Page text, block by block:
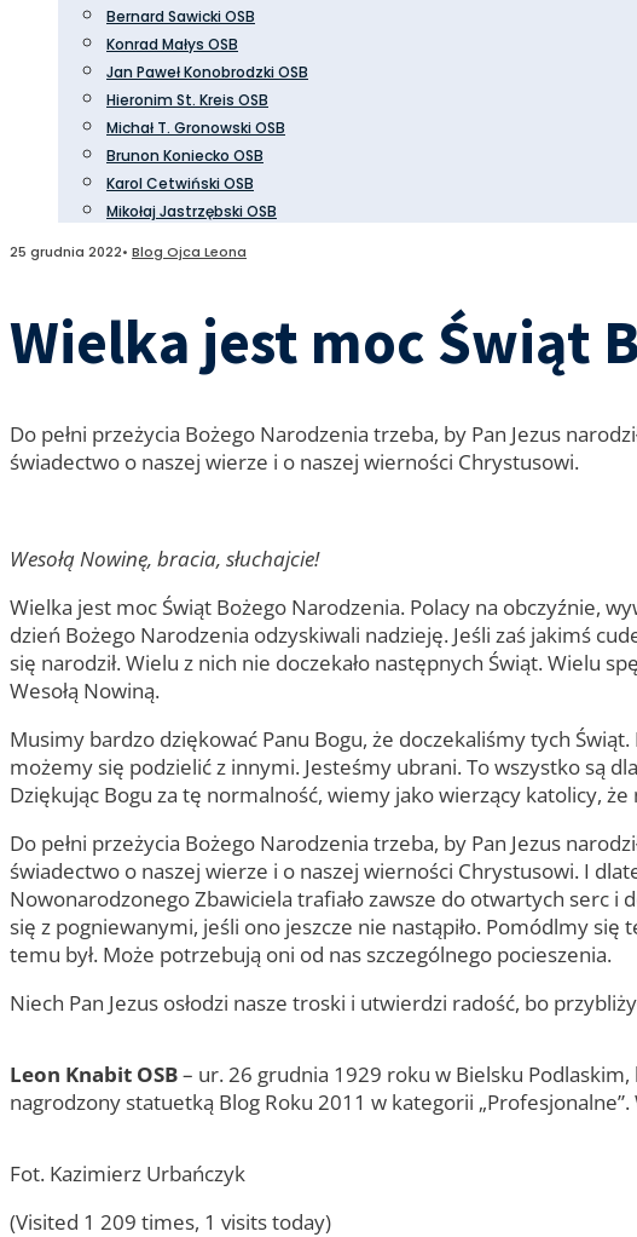
Bernard Sawicki OSB
Konrad Małys OSB
Jan Paweł Konobrodzki OSB
Hieronim St. Kreis OSB
Michał T. Gronowski OSB
Brunon Koniecko OSB
Karol Cetwiński OSB
Mikołaj Jastrzębski OSB
25 grudnia 2022• Blog Ojca Leona
Wielka jest moc Świąt
Do pełni przeżycia Bożego Narodzenia trzeba, by Pan Jezus
świadectwo o naszej wierze i o naszej wierności Chrystusowi.
Wesołą Nowinę, bracia, słuchajcie!
Wielka jest moc Świąt Bożego Narodzenia. Polacy na obczyźnie,
dzień Bożego Narodzenia odzyskiwali nadzieję. Jeśli zaś jakimś
się narodził. Wielu z nich nie doczekało następnych Świąt. Wielu
Wesołą Nowiną.
Musimy bardzo dziękować Panu Bogu, że doczekaliśmy tych
możemy się podzielić z innymi. Jesteśmy ubrani. To wszystko są
Dziękując Bogu za tę normalność, wiemy jako wierzący katolicy,
Do pełni przeżycia Bożego Narodzenia trzeba, by Pan Jezus
świadectwo o naszej wierze i o naszej wierności Chrystusowi. I
Nowonarodzonego Zbawiciela trafiało zawsze do otwartych serc
się z pogniewanymi, jeśli ono jeszcze nie nastąpiło. Pomódlmy
temu był. Może potrzebują oni od nas szczególnego pocieszenia.
Niech Pan Jezus osłodzi nasze troski i utwierdzi radość, bo
Leon Knabit OSB– ur. 26 grudnia 1929 roku w Bielsku
nagrodzony statuetką Blog Roku 2011 w kategorii
Fot. Kazimierz Urbańczyk
(Visited 1 209 times, 1 visits today)